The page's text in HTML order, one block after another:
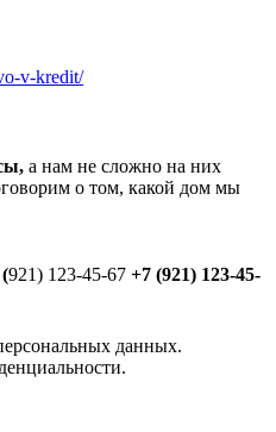
v-kredit/
а нам не сложно на них
о том, какой дом мы
921) 123-45-67 +7 (921) 123-45-
данных.